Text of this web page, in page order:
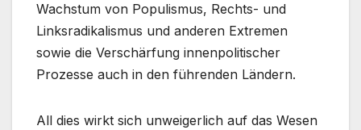
Wachstum von Populismus, Rechts- und
Linksradikalismus und anderen Extremen
sowie die Verschärfung innenpolitischer
Prozesse auch in den führenden Ländern.
All dies wirkt sich unweigerlich auf das Wesen